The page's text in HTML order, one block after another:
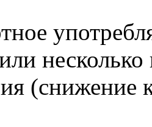
(снижение